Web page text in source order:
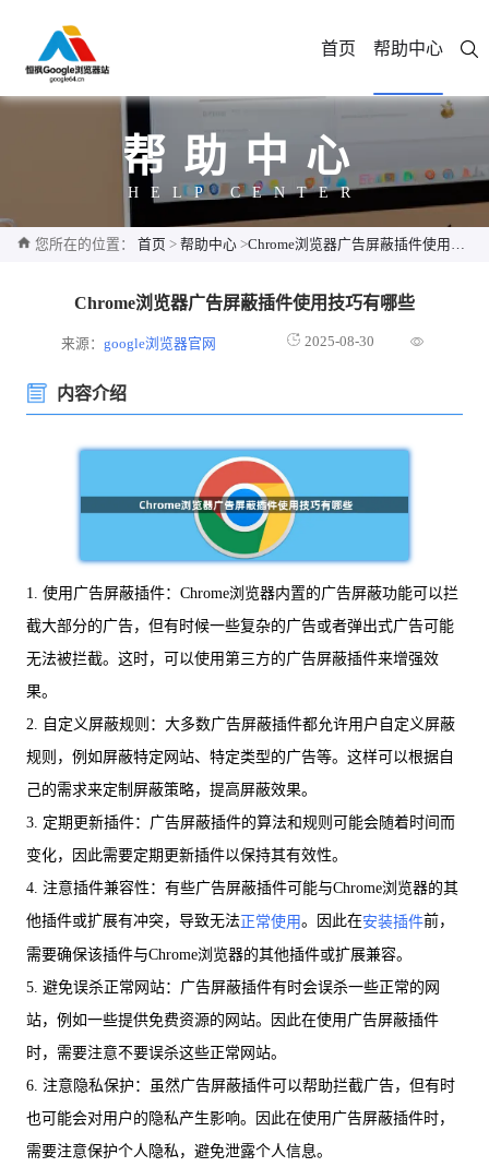
首页 帮助中心
帮助中心
HELP CENTER
您所在的位置： 首页 > 帮助中心 >Chrome浏览器广告屏蔽插件使用技巧有哪些
Chrome浏览器广告屏蔽插件使用技巧有哪些
来源：google浏览器官网 2025-08-30
内容介绍
1. 使用广告屏蔽插件：Chrome浏览器内置的广告屏蔽功能可以拦
截大部分的广告，但有时候一些复杂的广告或者弹出式广告可能
无法被拦截。这时，可以使用第三方的广告屏蔽插件来增强效
果。
2. 自定义屏蔽规则：大多数广告屏蔽插件都允许用户自定义屏蔽
规则，例如屏蔽特定网站、特定类型的广告等。这样可以根据自
己的需求来定制屏蔽策略，提高屏蔽效果。
3. 定期更新插件：广告屏蔽插件的算法和规则可能会随着时间而
变化，因此需要定期更新插件以保持其有效性。
4. 注意插件兼容性：有些广告屏蔽插件可能与Chrome浏览器的其
他插件或扩展有冲突，导致无法正常使用。因此在安装插件前，
需要确保该插件与Chrome浏览器的其他插件或扩展兼容。
5. 避免误杀正常网站：广告屏蔽插件有时会误杀一些正常的网
站，例如一些提供免费资源的网站。因此在使用广告屏蔽插件
时，需要注意不要误杀这些正常网站。
6. 注意隐私保护：虽然广告屏蔽插件可以帮助拦截广告，但有时
也可能会对用户的隐私产生影响。因此在使用广告屏蔽插件时，
需要注意保护个人隐私，避免泄露个人信息。